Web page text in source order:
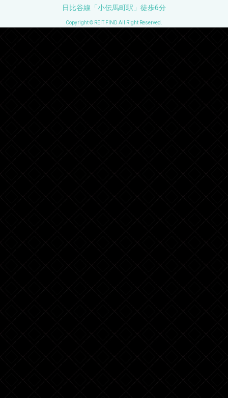
日比谷線「小伝馬町駅」徒歩6分
Copyright © REIT FIND All Right Reserved.